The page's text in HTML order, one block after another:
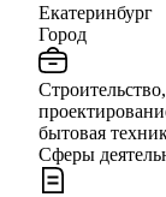
Екатеринбург
Город
бытовая
Сферы